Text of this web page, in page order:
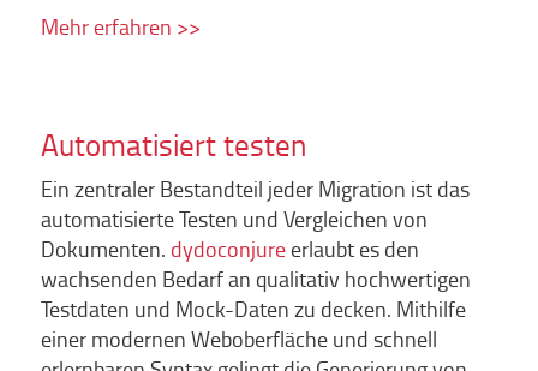
Mehr erfahren >>
Automatisiert testen
Ein zentraler Bestandteil jeder Migration ist das
automatisierte Testen und Vergleichen von
Dokumenten. dydoconjureerlaubt es den
wachsenden Bedarf an qualitativ hochwertigen
Testdaten und Mock-Daten zu decken. Mithilfe
einer modernen Weboberfläche und schnell